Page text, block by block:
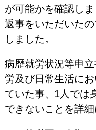
が可能かを確認し
返事をいただいた
しました。
病歴就労状況等申
労及び日常生活に
ていた事、1人では
できないことを詳細